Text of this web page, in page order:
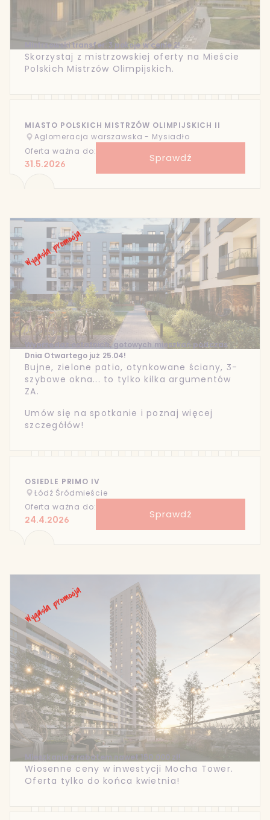
Mistrzowski transfer: 3 pokoje w cenie 2!
Skorzystaj z mistrzowskiej oferty na Mieście
Polskich Mistrzów Olimpijskich.
MIASTO POLSKICH MISTRZÓW OLIMPIJSKICH II
Aglomeracja warszawska - Mysiadło
Oferta ważna do:
31.5.2026 Sprawdź
Wyprzedaż ostatnich, gotowych mieszkań podczas
Dnia Otwartego już 25.04!
Bujne, zielone patio, otynkowane ściany, 3-
szybowe okna... to tylko kilka argumentów
ZA.
Umów się na spotkanie i poznaj więcej
szczegółów!
OSIEDLE PRIMO IV
Łódź Śródmieście
Oferta ważna do:
24.4.2026 Sprawdź
Mieszkania z rabatem nawet 150 000 zł!
Wiosenne ceny w inwestycji Mocha Tower.
Oferta tylko do końca kwietnia!